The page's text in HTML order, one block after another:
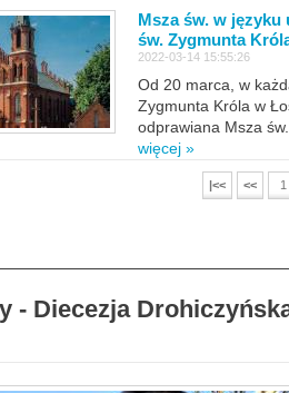
Msza św. w
św. Zygmunta
2022-03-14 15:55:26
Od 20 marca, w
Zygmunta Króla w
odprawiana Msza
więcej »
|<< << 1
- Diecezja